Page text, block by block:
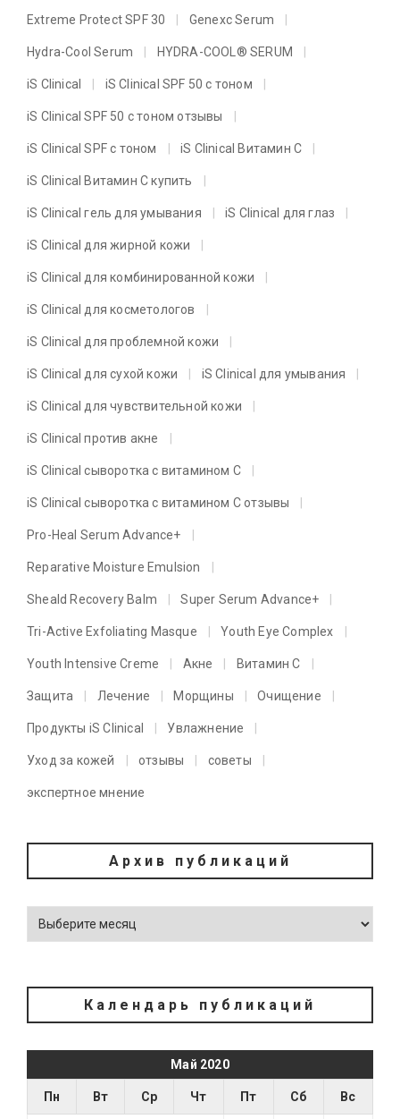
Extreme Protect SPF 30 Genexc Serum
Hydra-Cool Serum HYDRA-COOL® SERUM
iS Clinical iS Clinical SPF 50 с тоном
iS Clinical SPF 50 с тоном отзывы
iS Clinical SPF с тоном iS Clinical Витамин C
iS Clinical Витамин C купить
iS Clinical гель для умывания iS Clinical для глаз
iS Clinical для жирной кожи
iS Clinical для комбинированной кожи
iS Clinical для косметологов
iS Clinical для проблемной кожи
iS Clinical для сухой кожи iS Clinical для умывания
iS Clinical для чувствительной кожи
iS Clinical против акне
iS Clinical сыворотка с витамином C
iS Clinical сыворотка с витамином C отзывы
Pro-Heal Serum Advance+
Reparative Moisture Emulsion
Sheald Recovery Balm Super Serum Advance+
Tri-Active Exfoliating Masque Youth Eye Complex
Youth Intensive Creme Акне Витамин C
Защита Лечение Морщины Очищение
Продукты iS Clinical Увлажнение
Уход за кожей отзывы советы
экспертное мнение
Архив публикаций
Календарь публикаций
Май 2020
Пн Вт Ср Чт Пт Сб Вс